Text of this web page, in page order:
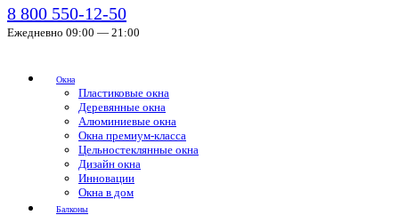
8 800 550-12-50
Ежедневно 09:00 — 21:00
Окна
Пластиковые окна
Деревянные окна
Алюминиевые окна
Окна премиум-класса
Цельностеклянные окна
Дизайн окна
Инновации
Окна в дом
Балконы